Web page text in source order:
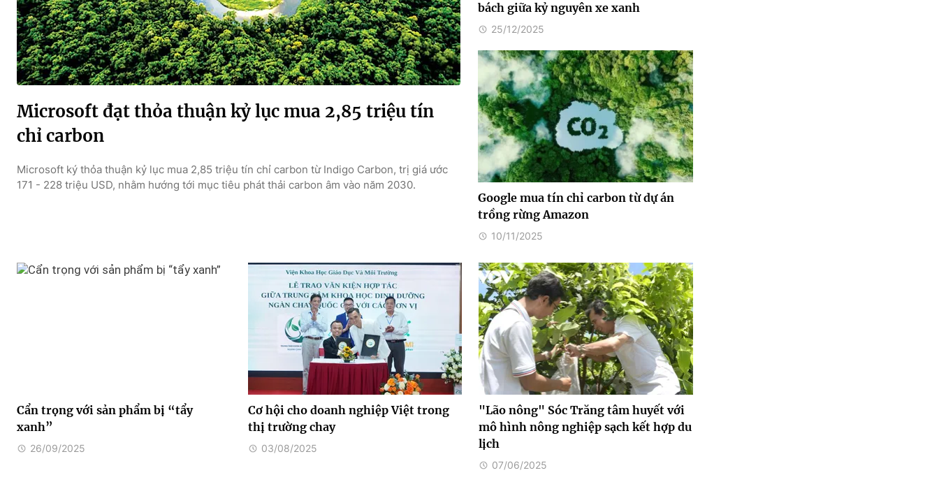
Microsoft đạt thỏa thuận kỷ lục mua 2,85 triệu tín
chỉ carbon
Microsoft ký thỏa thuận kỷ lục mua 2,85 triệu tín chỉ carbon từ Indigo Carbon, trị giá ước
171 - 228 triệu USD, nhằm hướng tới mục tiêu phát thải carbon âm vào năm 2030.
bách giữa kỷ nguyên xe xanh
25/12/2025
Google mua tín chỉ carbon từ dự án
trồng rừng Amazon
10/11/2025
Cẩn trọng với sản phẩm bị “tẩy
xanh”
26/09/2025
Cơ hội cho doanh nghiệp Việt trong
thị trường chay
03/08/2025
"Lão nông" Sóc Trăng tâm huyết với
mô hình nông nghiệp sạch kết hợp du
lịch
07/06/2025